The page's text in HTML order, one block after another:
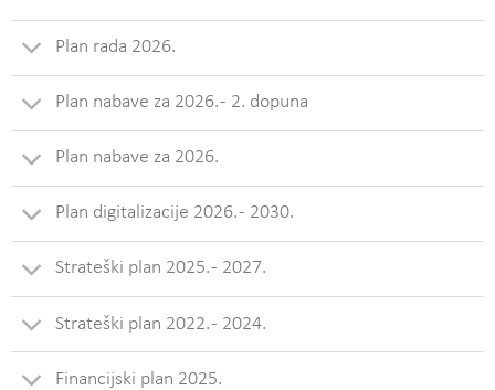
Plan rada 2026.
Plan nabave za 2026. - 2. dopuna
Plan nabave za 2026.
Plan digitalizacije 2026. - 2030.
Strateški plan 2025. - 2027.
Strateški plan 2022. - 2024.
Financijski plan 2025.